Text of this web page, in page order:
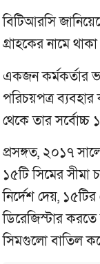
বিটিআরসি
গ্রাহকের নামে
একজন কর্মকর্তার
পরিচয়পত্র
থেকে তার সর্বোচ্চ
প্রসঙ্গত, ২০১৭
১৫টি সিমের
নির্দেশ দেয়,
ডিরেজিস্টার
সিমগুলো বাতিল